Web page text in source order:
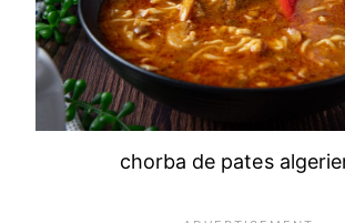
chorba de pates